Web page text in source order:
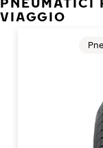
VIAGGIO